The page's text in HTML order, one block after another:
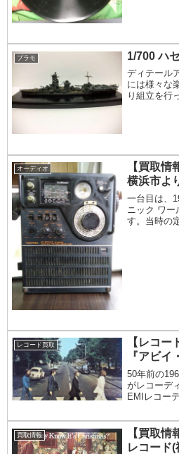
プラモ 1/700 ハ
ディテール
には様々な
り組立を行
オーディオ
【買取
横浜市よ
一台目は、
ニック ワー
す。当時の
レコード買取
【レコ
『アビ
50年前の
がレコーデ
EMIレコー
歩道をメ
が行われ、
ャケット
イ・ロ...
買取情報
【買取
レコード